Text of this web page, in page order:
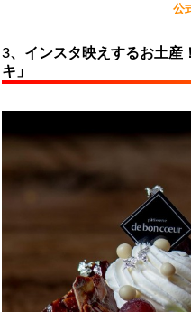
公
3、インスタ映えするお土産
キ」